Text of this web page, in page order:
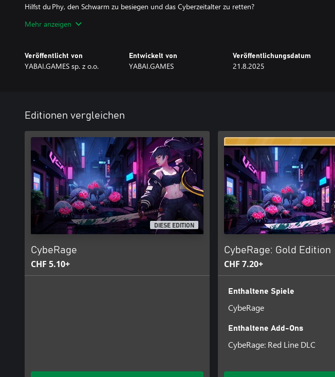
Hilfst du Phy, den Schwarm zu besiegen und das Cyberzeitalter zu retten?
Mehr anzeigen
Veröffentlicht von
YABAI.GAMES sp. z o.o.
Entwickelt von
YABAI.GAMES
Veröffentlichungsdatum
21.8.2025
Editionen vergleichen
DIESE EDITION
CybeRage
CHF 5.10+
CybeRage: Gold Edition
CHF 7.20+
Enthaltene Spiele
CybeRage
Enthaltene Add-Ons
CybeRage: Red Line DLC